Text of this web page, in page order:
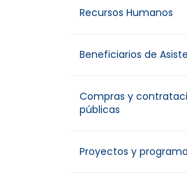
Recursos Humanos
Beneficiarios de
Compras y
públicas
Proyectos y